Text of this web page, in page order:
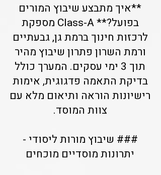
**איך מתבצע שיבוץ המורים
בפועל?** Class-A מספקת
לרכזות חינוך ברמת גן, גבעתיים
ורמת השרון פתרון שיבוץ מהיר
תוך 3 ימי עסקים. המערך כולל
בדיקת התאמה פדגוגית, אימות
רישיונות הוראה ותיאום מלא עם
צוות המוסד.
### שיבוץ מורות ליסודי -
יתרונות מוסדיים מוכחים